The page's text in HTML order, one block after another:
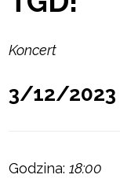
Koncert
3/12/2023
Godzina:18:00